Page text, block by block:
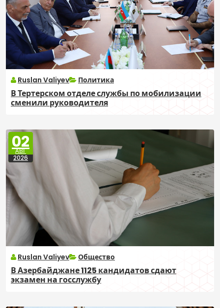
Ruslan Valiyev Политика
В Тертерском отделе службы по мобилизации
сменили руководителя
02
АВГ
2026
Ruslan Valiyev Общество
В Азербайджане 1125 кандидатов сдают
экзамен на госслужбу